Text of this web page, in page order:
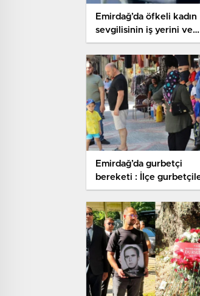
Emirdağ’da öfkeli kadın
sevgilisinin iş yerini ve
aracını çekiçle parçaladı
Emirdağ’da gurbetçi
bereketi : İlçe
hareketlendi